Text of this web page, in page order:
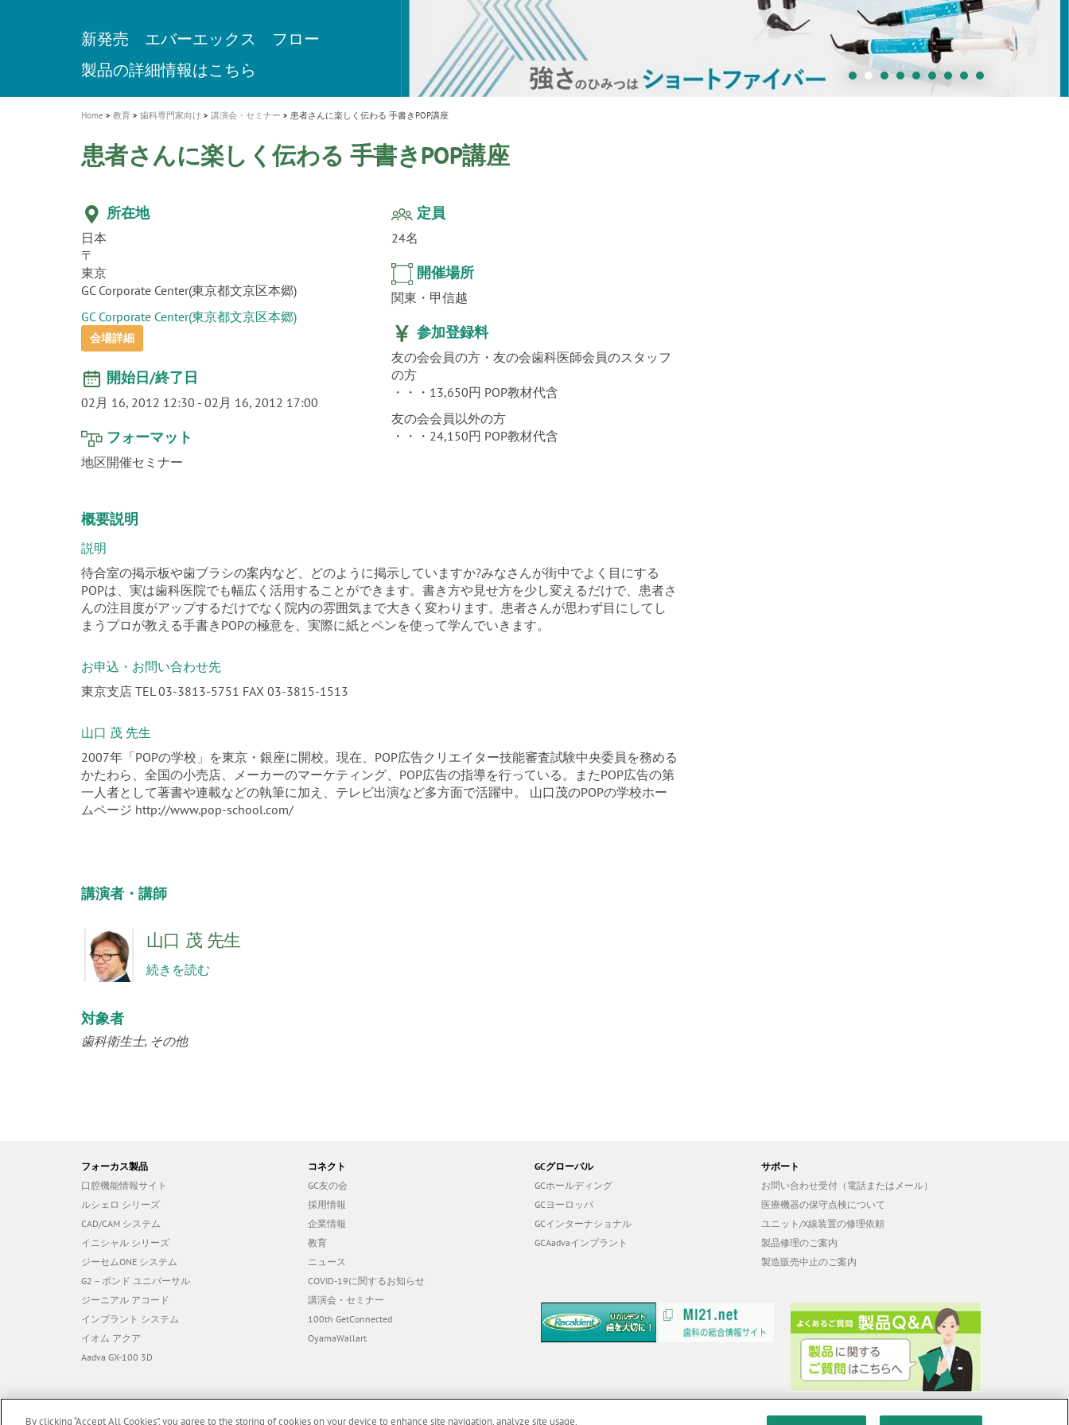
t
i
o
n
A healthy smile greatly contributes to your
quality of life
新発売 エバーエックス フロー
製品の詳細情報はこちら
「セラスマート テクノロジーブック」公
開
「イニシャル LiSi（リジ）ブロック テクノ
ロジーブック」公開
歯を内部まで白くする
医療ホワイトニング ティオン®
新製品 イオム ナゴミ for DH
専用サイトはこちら
新製品バキュクレーブ 118 / 318 Prime
製品の詳細情報はこちら
インプラント Aadva®
ショートインプラント新発売
GCグループ企業
Home 教育 歯科専門家向け 講演会・セミナー 患者さんに楽しく伝わる 手書きPOP講座
患者さんに楽しく伝わる 手書きPOP講座
所在地
日本
〒
東京
GC Corporate Center(東京都文京区本郷)
GC Corporate Center(東京都文京区本郷)
会場詳細
開始日/終了日
02月 16, 2012 12:30 - 02月 16, 2012 17:00
フォーマット
地区開催セミナー
定員
24名
開催場所
関東・甲信越
参加登録料
友の会会員の方・友の会歯科医師会員のスタッフ
の方
・・・13,650円 POP教材代含
友の会会員以外の方
・・・24,150円 POP教材代含
概要説明
説明
待合室の掲示板や歯ブラシの案内など、どのように掲示していますか?みなさんが街中でよく目にする
POPは、実は歯科医院でも幅広く活用することができます。書き方や見せ方を少し変えるだけで、患者さ
んの注目度がアップするだけでなく院内の雰囲気まで大きく変わります。患者さんが思わず目にしてし
まうプロが教える手書きPOPの極意を、実際に紙とペンを使って学んでいきます。
お申込・お問い合わせ先
東京支店 TEL 03-3813-5751 FAX 03-3815-1513
山口 茂 先生
2007年「POPの学校」を東京・銀座に開校。現在、POP広告クリエイター技能審査試験中央委員を務める
かたわら、全国の小売店、メーカーのマーケティング、POP広告の指導を行っている。またPOP広告の第
一人者として著書や連載などの執筆に加え、テレビ出演など多方面で活躍中。 山口茂のPOPの学校ホー
ムページ http://www.pop-school.com/
講演者・講師
山口 茂 先生
続きを読む
対象者
歯科衛生士 その他
フォーカス製品
口腔機能情報サイト
ルシェロ シリーズ
CAD/CAM システム
イニシャル シリーズ
ジーセムONE システム
G2－ボンド ユニバーサル
ジーニアル アコード
インプラント システム
イオム アクア
Aadva GX-100 3D
コネクト
GC友の会
採用情報
企業情報
教育
ニュース
COVID-19に関するお知らせ
講演会・セミナー
100th GetConnected
OyamaWallart
GCグローバル
GCホールディング
GCヨーロッパ
GCインターナショナル
GCAadvaインプラント
サポート
お問い合わせ受付（電話またはメール）
医療機器の保守点検について
ユニット/X線装置の修理依頼
製品修理のご案内
製造販売中止のご案内
By clicking “Accept All Cookies”, you agree to the storing of cookies on your device to enhance site navigation, analyze site usage,